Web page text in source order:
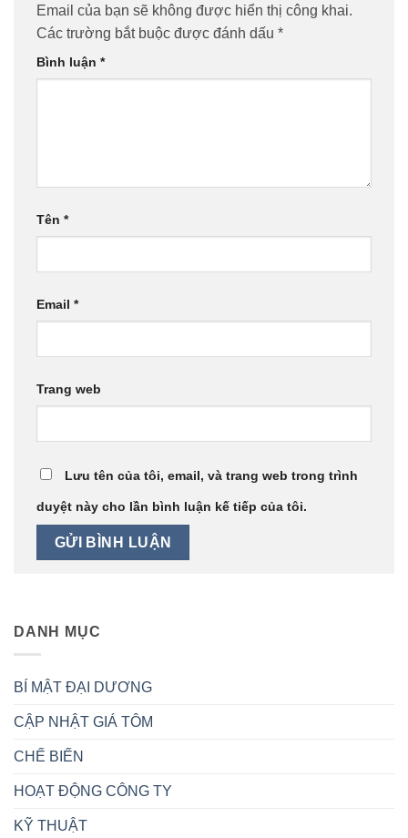
Email của bạn sẽ không được hiển thị công khai.
Các trường bắt buộc được đánh dấu *
Bình luận *
Tên *
Email *
Trang web
Lưu tên của tôi, email, và trang web trong trình
duyệt này cho lần bình luận kế tiếp của tôi.
DANH MỤC
BÍ MẬT ĐẠI DƯƠNG
CẬP NHẬT GIÁ TÔM
CHẾ BIẾN
HOẠT ĐỘNG CÔNG TY
KỸ THUẬT